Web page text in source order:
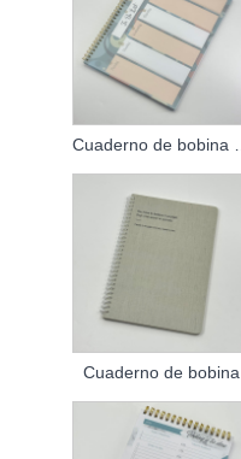
Cuaderno de bobina